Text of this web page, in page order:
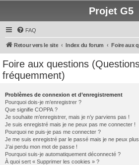
Projet G5
FAQ
Retour vers le site Index du forum
Foire aux questions
fréquemment)
Problèmes de connexion et d’enregistrement
Pourquoi dois-je m’enregistrer ?
Que signifie COPPA ?
Je souhaite m’enregistrer, mais je n’y parviens pas !
Je suis enregistré mais je ne peux pas me connecter !
Pourquoi ne puis-je pas me connecter ?
Je me suis enregistré par le passé mais je ne peux
J’ai perdu mon mot de passe !
Pourquoi suis-je automatiquement déconnecté ?
À quoi sert « Supprimer les cookies » ?